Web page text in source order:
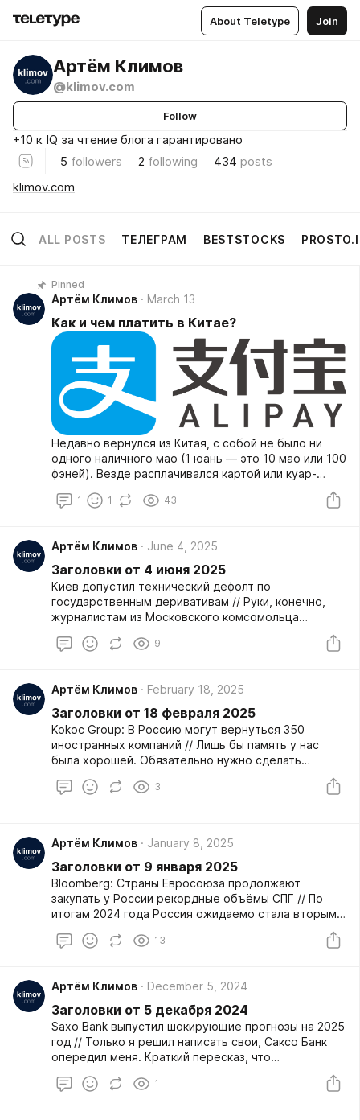
About Teletype Join
Артём Климов
@klimov.com
Follow
+10 к IQ за чтение блога гарантировано
5 followers 2 following 434 posts
klimov.com
ALL POSTS ТЕЛЕГРАМ BESTSTOCKS
Pinned
Артём Климов March 13
Как и чем платить в Китае?
Недавно вернулся из Китая, с собой не было ни
одного наличного мао (1 юань — это 10 мао или 100
фэней). Везде расплачивался картой или куар-
дешевле всего расплачиваться в Китае.
1 1 43
Артём Климов June 4, 2025
Заголовки от 4 июня 2025
Киев допустил технический дефолт по
государственным деривативам // Руки, конечно,
журналистам из Московского комсомольца
оторвать нужно. Вот сколько их читателей поймёт,
какая информация скрывается за этим заголовком?
простыми словами им даже может показаться
неуместным, но они точно будут не против, если
кажущиеся на первый взгляд сложными новости
обретут более широкую аудиторию.
9
Артём Климов February 18, 2025
Заголовки от 18 февраля 2025
Kokoc Group: В Россию могут вернуться 350
иностранных компаний // Лишь бы память у нас
была хорошей. Обязательно нужно сделать
комиссию по разрешению возвращения компаний в
Россию. Понятно, что всем онлайн-сервисам
Остальным — по решению комиссии.
3
Артём Климов January 8, 2025
Заголовки от 9 января 2025
Bloomberg: Страны Евросоюза продолжают
закупать у России рекордные объёмы СПГ // По
итогам 2024 года Россия ожидаемо стала вторым
рейтинге только Норвегия. На третьем месте США,
13
Артём Климов December 5, 2024
Заголовки от 5 декабря 2024
Saxo Bank выпустил шокирующие прогнозы на 2025
год // Только я решил написать свои, Саксо Банк
опередил меня. Краткий пересказ, что
1